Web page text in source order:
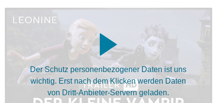
Der Schutz personenbezogener Daten ist uns
wichtig. Erst nach dem Klicken werden Daten
von Dritt-Anbieter-Servern geladen.